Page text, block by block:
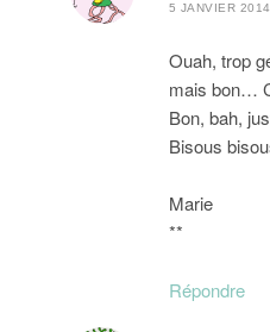
5 JANVIER
Ouah, trop
mais bon…
Bon, bah,
Bisous
Marie
**
Répondre